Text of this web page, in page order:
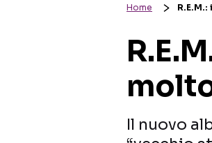
Home
Il nuovo